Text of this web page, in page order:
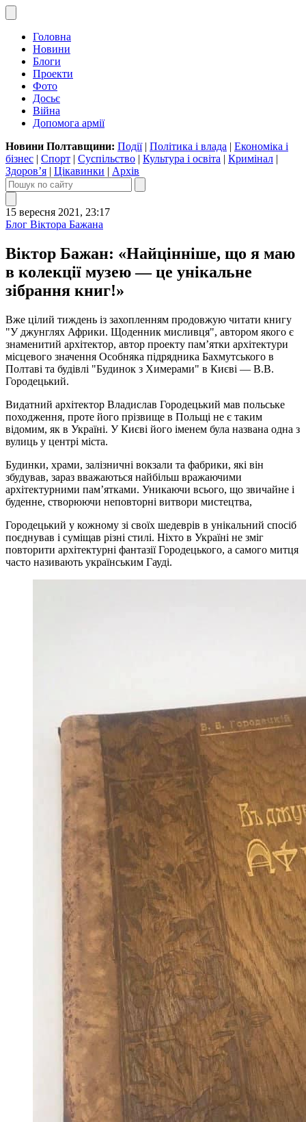
Головна
Новини
Блоги
Проекти
Фото
Досьє
Війна
Допомога армії
Новини Полтавщини: Події| Політика і влада | Економіка і
бізнес | Спорт | Суспільство | Культура і освіта | Кримінал |
Здоров’я | Цікавинки | Архів
15 вересня 2021, 23:17
Блог Віктора Бажана
Віктор Бажан: «Найцінніше, що я маю
в колекції музею — це унікальне
зібрання книг!»
Вже цілий тиждень із захопленням продовжую читати книгу
"У джунглях Африки. Щоденник мисливця", автором якого є
знаменитий архітектор, автор проекту пам’ятки архітектури
місцевого значення Особняка підрядника Бахмутського в
Полтаві та будівлі "Будинок з Химерами" в Києві — В.В.
Городецький.
Видатний архітектор Владислав Городецький мав польське
походження, проте його прізвище в Польщі не є таким
відомим, як в Україні. У Києві його іменем була названа одна з
вулиць у центрі міста.
Будинки, храми, залізничні вокзали та фабрики, які він
збудував, зараз вважаються найбільш вражаючими
архітектурними пам’ятками. Уникаючи всього, що звичайне і
буденне, створюючи неповторні витвори мистецтва,
Городецький у кожному зі своїх шедеврів в унікальний спосіб
поєднував і суміщав різні стилі. Ніхто в Україні не зміг
повторити архітектурні фантазії Городецького, а самого митця
часто називають українським Гауді.